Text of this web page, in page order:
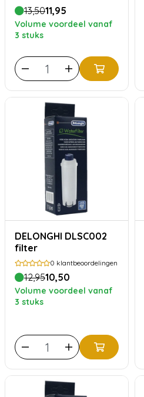
13,5011,95
Volume voordeel vanaf
3 stuks
DELONGHI DLSC002
filter
0 klantbeoordelingen
12,9510,50
Volume voordeel vanaf
3 stuks